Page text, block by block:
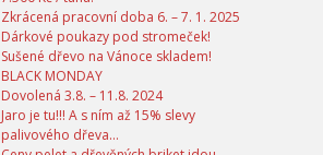
Zkrácená pracovní doba 6. – 7. 1. 2025
Dárkové poukazy pod stromeček!
Sušené dřevo na Vánoce skladem!
BLACK MONDAY
Dovolená 3.8. – 11.8. 2024
Jaro je tu!!! A s ním až 15% slevy
palivového dřeva…